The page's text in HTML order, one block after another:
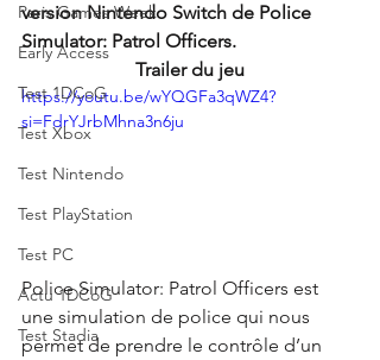
Paris Games Week
Early Access
Test 1DCoG
Test Xbox
Test Nintendo
Test PlayStation
Test PC
Actu 1DCoG
Test Stadia
version Nintendo Switch de Police
Simulator: Patrol Officers.
Trailer du jeu
https://youtu.be/wYQGFa3qWZ4?
si=FdrYJrbMhna3n6ju
Police Simulator: Patrol Officers est
une simulation de police qui nous
permet de prendre le contrôle d’un